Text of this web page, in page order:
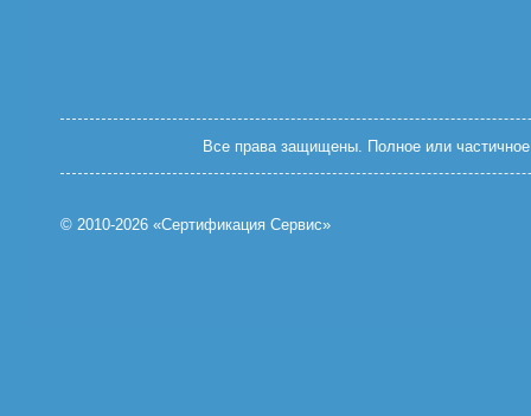
Все права защищены. Полное или частичное
© 2010-2026 «Сертификация Сервис»